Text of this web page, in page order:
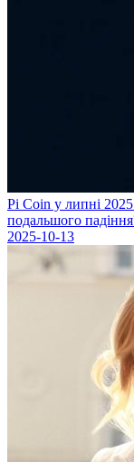
Pi Coin у липні
подальшого
2025-10-13